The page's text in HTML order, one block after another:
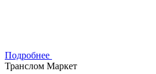
Подробнее
Транслом Маркет